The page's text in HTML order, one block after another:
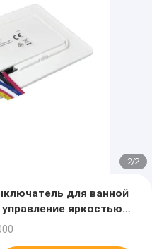
2/2
для ванной
яркостью,
функция